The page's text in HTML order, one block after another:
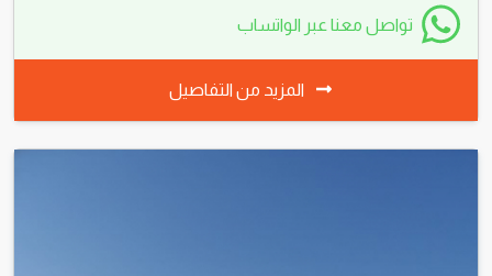
تواصل معنا عبر الواتساب
المزيد من التفاصيل